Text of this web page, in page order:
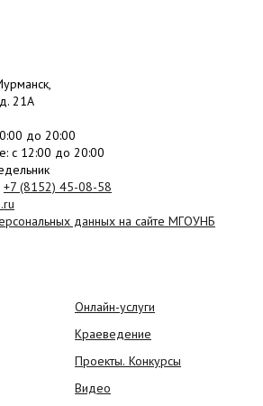
21А
до 20:00
: c 12:00 до 20:00
+7 (8152) 45-08-58
данных на сайте МГОУНБ
Онлайн-услуги
Краеведение
Проекты. Конкурсы
Видео